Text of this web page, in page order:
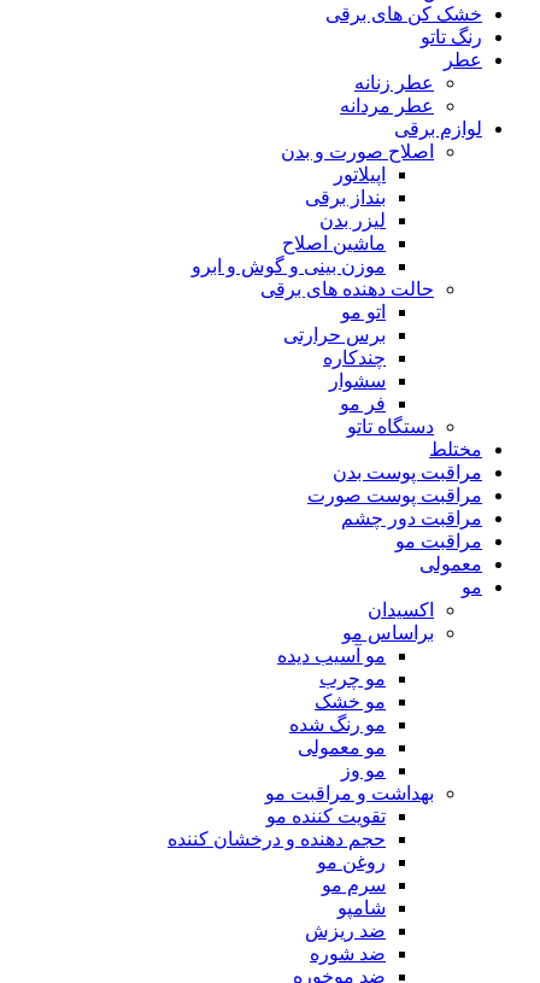
خشک کن های برقی
رنگ تاتو
عطر
عطر زنانه
عطر مردانه
لوازم برقی
اصلاح صورت و بدن
اپیلاتور
بنداز برقی
لیزر بدن
ماشین اصلاح
موزن بینی و گوش و ابرو
حالت دهنده های برقی
اتو مو
برس حرارتی
چندکاره
سشوار
فر مو
دستگاه تاتو
مختلط
مراقبت پوست بدن
مراقبت پوست صورت
مراقبت دور چشم
مراقبت مو
معمولی
مو
اکسیدان
براساس مو
مو آسیب دیده
مو چرب
مو خشک
مو رنگ شده
مو معمولی
مو وز
بهداشت و مراقبت مو
تقویت کننده مو
حجم دهنده و درخشان کننده
روغن مو
سرم مو
شامپو
ضد ریزش
ضد شوره
ضد موخوره